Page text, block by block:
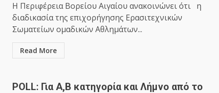
Η Περιφέρεια Βορείου Αιγαίου ανακοινώνει ότι η
διαδικασία της επιχορήγησης Ερασιτεχνικών
Σωματείων ομαδικών Αθλημάτων...
Read More
POLL: Για Α,Β κατηγορία και Λήμνο από το